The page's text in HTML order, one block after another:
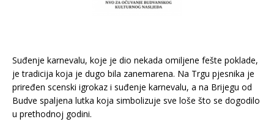
Suđenje karnevalu, koje je dio nekada omiljene fešte poklade,
je tradicija koja je dugo bila zanemarena. Na Trgu pjesnika je
priređen scenski igrokaz i suđenje karnevalu, a na Brijegu od
Budve spaljena lutka koja simbolizuje sve loše što se dogodilo
u prethodnoj godini.